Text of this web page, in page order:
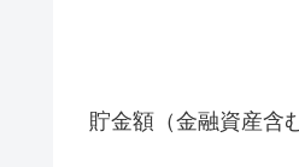
貯金額（金融資産含